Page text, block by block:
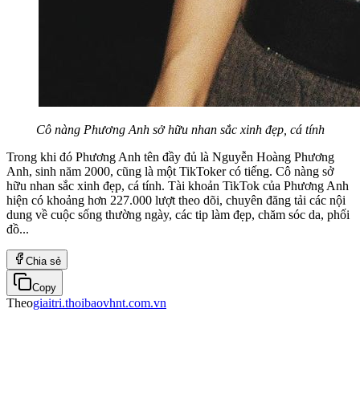
Cô nàng Phương Anh sở hữu nhan sắc xinh đẹp, cá tính
Trong khi đó Phương Anh tên đầy đủ là Nguyễn Hoàng Phương
Anh, sinh năm 2000, cũng là một TikToker có tiếng. Cô nàng sở
hữu nhan sắc xinh đẹp, cá tính. Tài khoản TikTok của Phương Anh
hiện có khoảng hơn 227.000 lượt theo dõi, chuyên đăng tải các nội
dung về cuộc sống thường ngày, các tip làm đẹp, chăm sóc da, phối
đồ...
Chia sẻ
Copy
Theogiaitri.thoibaovhnt.com.vn